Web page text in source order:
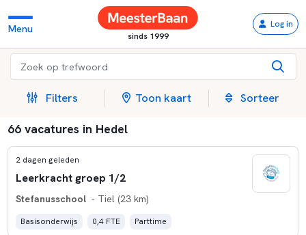
Menu
sinds 1999
Log in
Filters Toon kaart Sorteer
66 vacatures in Hedel
2 dagen geleden
Leerkracht groep 1/2
Stefanusschool - Tiel (23 km)
Basisonderwijs 0,4 FTE Parttime